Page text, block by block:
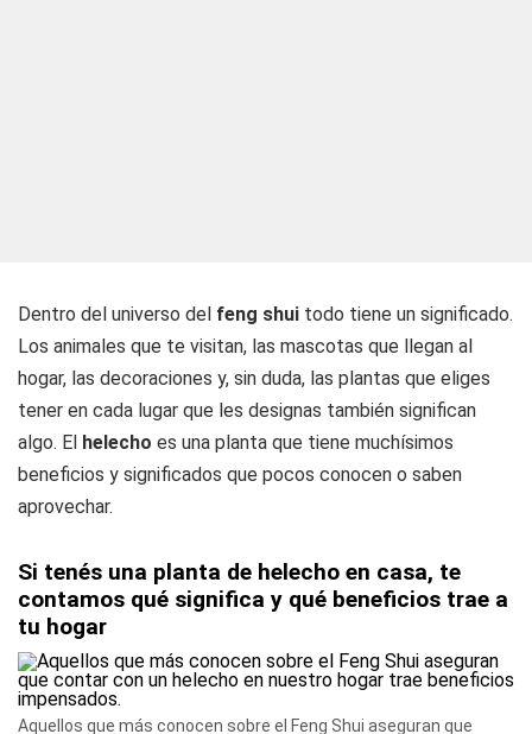
Dentro del universo del feng shui todo tiene un significado.
Los animales que te visitan, las mascotas que llegan al
hogar, las decoraciones y, sin duda, las plantas que eliges
tener en cada lugar que les designas también significan
algo. El helecho es una planta que tiene muchísimos
beneficios y significados que pocos conocen o saben
aprovechar.
Si tenés una planta de helecho en casa, te
contamos qué significa y qué beneficios trae a
tu hogar
Aquellos que más conocen sobre el Feng Shui aseguran que